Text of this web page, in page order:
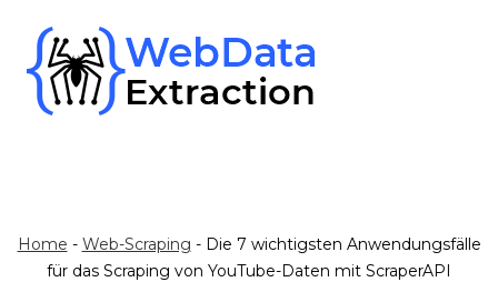
content
Home - Web-Scraping - Die 7 wichtigsten Anwendungsfälle
für das Scraping von YouTube-Daten mit ScraperAPI